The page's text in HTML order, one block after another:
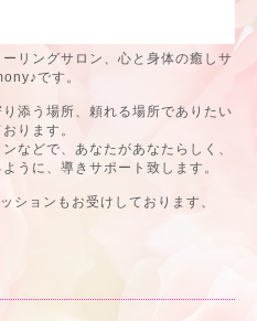
リングサロン、心と身体の癒しサ
です。
添う場所、頼れる場所でありたい
ります。
などで、あなたがあなたらしく、
うに、導きサポート致します。
ョンもお受けしております、